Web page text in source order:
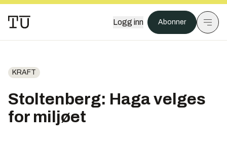
Logg inn Abonner
KRAFT
Stoltenberg: Haga velges
for miljøet